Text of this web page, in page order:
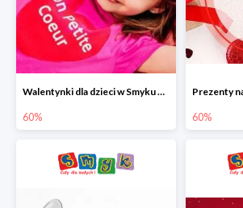
Walentynki dla dzieci w Smyku do -60%
60% 60%